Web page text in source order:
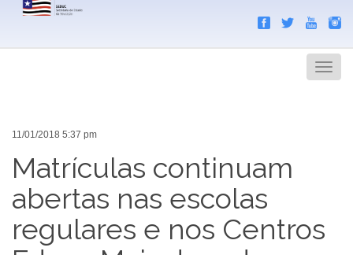
Menu
11/01/2018 5:37 pm
Matrículas continuam
abertas nas escolas
regulares e nos Centros